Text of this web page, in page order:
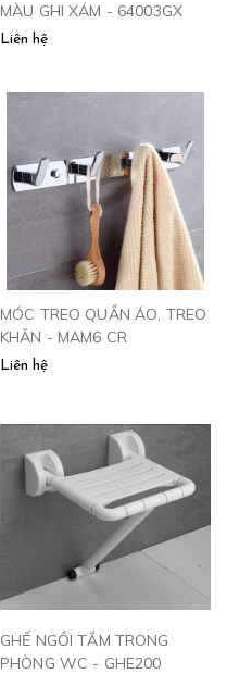
MÀU GHI XÁM - 64003GX
Liên hệ
MÓC TREO QUẦN ÁO, TREO
KHĂN - MAM6 CR
Liên hệ
GHẾ NGỒI TẮM TRONG
PHÒNG WC - GHE200